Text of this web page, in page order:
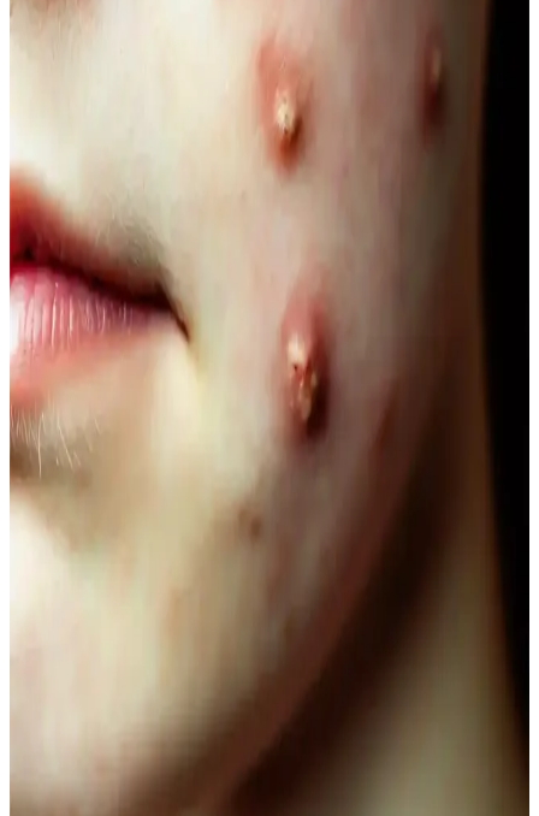
ürünler ve yaşam tarzı alışkanlıklarıyla sağlanıyor. Güncel trendler
ve bilimsel araştırmalar, doğallığın güzellikteki önemini vurguluyor.
Doğal İçerikli Duş Jeli Seçenekleri: Le Petit
Marseillais ve Palmolive Naturals Ürünleri
Her iki markanın doğal içerikli duş jeli ürünleri, cilt sağlığı ve
ferahlık sunar. Le Petit Marseillais’in doğadan ilham alan formülleri
ve Palmolive Naturals’in hafif yapısı, çeşitli boyut ve fiyat
seçenekleriyle bakımda tercih edilir.
Vegan Göz Altı Bakım Kremleri: Doğal ve
Hayvansal İçeriksiz Çözüm Önerileri
Vegan göz altı kremleri, doğal içeriklerle formüle edilerek cilt
sağlığını destekler, çevresel sorumluluğu gözetir ve hassas göz
çevresine uygun bakım sağlar.
Doğal Ağız Bakım Macunları: Bitkisel İçeriklerle
Sağlıklı Diş ve Diş Eti Bakımı
Doğal ağız bakım macunları, bitkisel özler ve antiseptik maddelerle
diş ve diş eti sağlığını koruyan güvenli alternatifler sunar, kimyasal
Seçenekleri ve Kullanım İpuçları
Lykd Makyaj Sabitleyici Sprey: Gün Boyu Tazelik
ve Doğal Görünüm Sağlayan Hafif Formül